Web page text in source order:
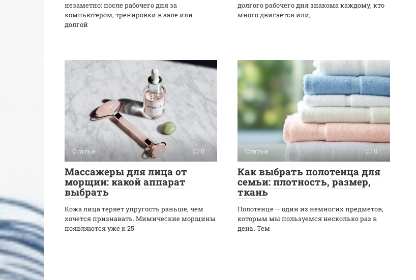
незаметно: после рабочего дня за
компьютером, тренировки в зале или
долгой
долгого рабочего дня знакома каждому, кто
много двигается или,
Статьи 0
Массажеры для лица от
морщин: какой аппарат
выбрать
Кожа лица теряет упругость раньше, чем
хочется признавать. Мимические морщины
появляются уже к 25
Статьи 0
Как выбрать полотенца для
семьи: плотность, размер,
ткань
Полотенце — один из немногих предметов,
которым мы пользуемся несколько раз в
день. Тем